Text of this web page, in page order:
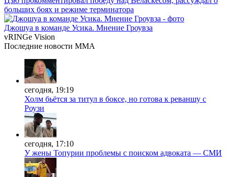
больших боях и режиме терминатора
Джошуа в команде Усика. Мнение Гроувза
vRINGe Vision
Последние новости MMA
сегодня, 19:19
Холм бьётся за титул в боксе, но готова к реваншу с
Роузи
сегодня, 17:10
У жены Топурии проблемы с поиском адвоката — СМИ